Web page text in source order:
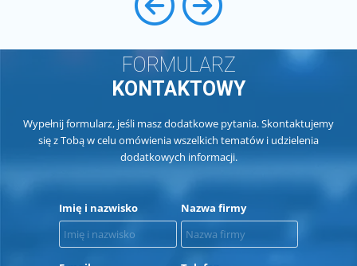
FORMULARZ
KONTAKTOWY
Wypełnij formularz, jeśli masz dodatkowe pytania. Skontaktujemy
się z Tobą w celu omówienia wszelkich tematów i udzielenia
dodatkowych informacji.
Imię i nazwisko Nazwa firmy